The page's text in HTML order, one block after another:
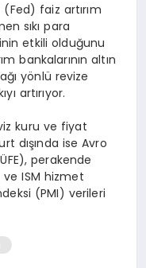
(Fed) faiz artırım
sıkı para
etkili olduğunu
bankalarının altın
yönlü revize
artırıyor.
kuru ve fiyat
dışında ise Avro
perakende
ve ISM hizmet
(PMI) verileri